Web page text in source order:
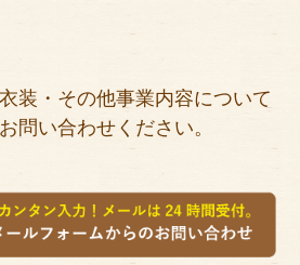
装・その他事業内容について
問い合わせください。